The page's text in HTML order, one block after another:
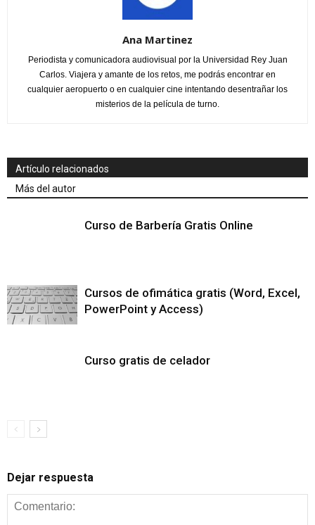
Ana Martinez
Periodista y comunicadora audiovisual por la Universidad Rey Juan
Carlos. Viajera y amante de los retos, me podrás encontrar en
cualquier aeropuerto o en cualquier cine intentando desentrañar los
misterios de la película de turno.
Artículo relacionados
Más del autor
Curso de Barbería Gratis Online
Cursos de ofimática gratis (Word, Excel,
PowerPoint y Access)
Curso gratis de celador
Dejar respuesta